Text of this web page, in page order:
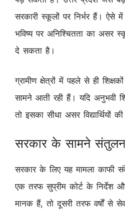
सरकारी स्कूलों पर निर्भर हैं। ऐसे
भविष्य पर अनिश्चितता का असर
दे सकता है।
ग्रामीण क्षेत्रों में पहले से ही
सामने आती रही हैं। यदि अनुभवी
तो इसका सीधा असर विद्यार्थियों
सरकार के सामने संतुलन
सरकार के लिए यह मामला काफी
एक तरफ सुप्रीम कोर्ट के निर्देश
मानक हैं, तो दूसरी तरफ वर्षों से